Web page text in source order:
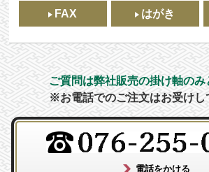
FAX
はがき
ご質問は弊社販売の掛け軸のみ
※お電話でのご注文はお受けし